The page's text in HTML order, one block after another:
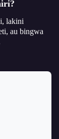
lakini
au bingwa